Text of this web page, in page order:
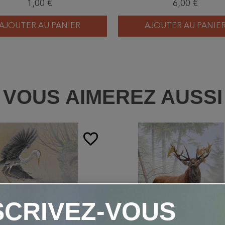
1,00 €
AU PANIER
6,00 €
AJOUTER AU PANIER
VOUS AIMEREZ AUSSI
favorite_border
VOUS